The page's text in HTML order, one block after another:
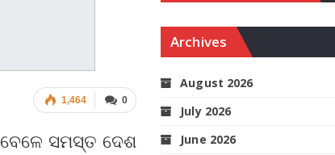
0
1,464
ସମସ୍ତ ଦେଶ
Archives
August 2026
July 2026
June 2026